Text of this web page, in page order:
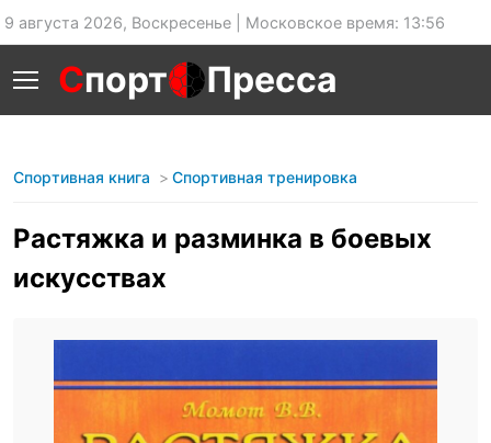
9 августа 2026, Воскресенье | Московское время: 13:56
Спорт Пресса
Спортивная книга Спортивная тренировка
Растяжка и разминка в боевых
искусствах